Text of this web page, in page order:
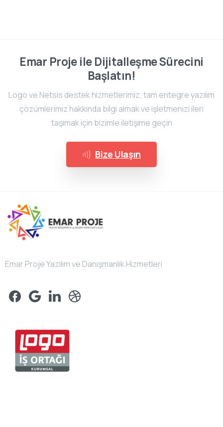
Emar Proje ile Dijitalleşme Sürecini
Başlatın!
Logo ve Netsis destek hizmetlerimiz, tam entegre yazılım
çözümlerimiz hakkında bilgi almak ve işletmenizi ileri
taşımak için bizimle iletişime geçin
Bize Ulaşın
Emar Proje Yazılım ve Danışmanlık Hizmetleri